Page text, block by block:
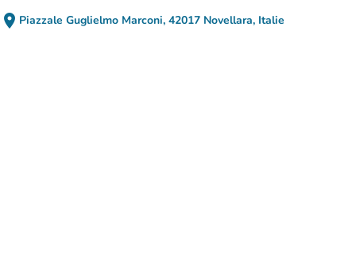
place Piazzale Guglielmo Marconi, 42017 Novellara, Italie
(ouvrir dans Google Maps)
(nouvel onglet)